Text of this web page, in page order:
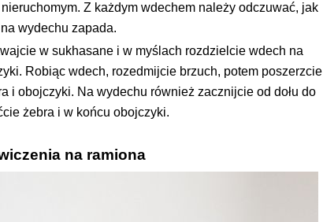
Z każdym wdechem należy odczuwać, jak
wydechu zapada.
w sukhasane i w myślach rozdzielcie wdech na
Robiąc wdech, rozedmijcie brzuch, potem poszerzcie
i obojczyki. Na wydechu również zacznijcie od dołu do
żebra i w końcu obojczyki.
na ramiona